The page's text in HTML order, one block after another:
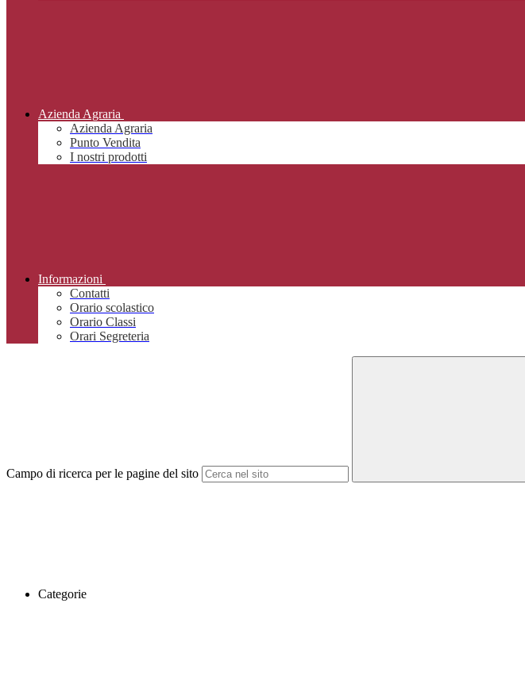
Azienda Agraria
Azienda Agraria
Punto Vendita
I nostri prodotti
Informazioni
Contatti
Orario scolastico
Orario Classi
Orari Segreteria
Campo di ricerca per le pagine del sito
Categorie